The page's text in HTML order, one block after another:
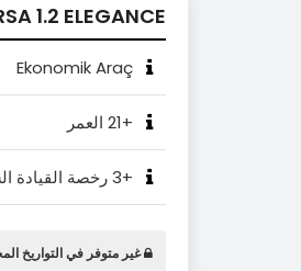
1.2 ELEGANCE
Ekonomik Araç
+21 العمر
+3 رخصة القيادة السنوية
غير متوفر في التواريخ